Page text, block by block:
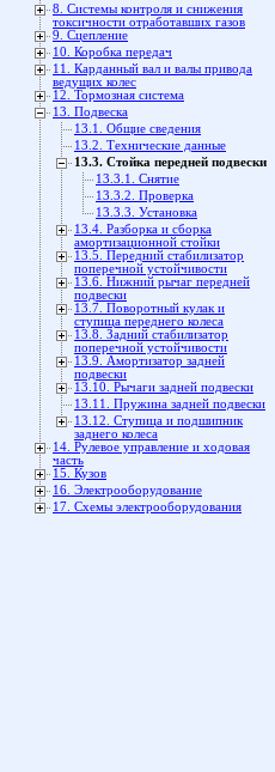
8. Системы контроля и снижения
токсичности отработавших газов
9. Сцепление
10. Коробка передач
11. Карданный вал и валы привода
ведущих колес
12. Тормозная система
13. Подвеска
13.1. Общие сведения
13.2. Технические данные
13.3. Стойка передней подвески
13.3.1. Снятие
13.3.2. Проверка
13.3.3. Установка
13.4. Разборка и сборка
амортизационной стойки
13.5. Передний стабилизатор
поперечной устойчивости
13.6. Нижний рычаг передней
подвески
13.7. Поворотный кулак и
ступица переднего колеса
13.8. Задний стабилизатор
поперечной устойчивости
13.9. Амортизатор задней
подвески
13.10. Рычаги задней подвески
13.11. Пружина задней подвески
13.12. Ступица и подшипник
заднего колеса
14. Рулевое управление и ходовая
часть
15. Кузов
16. Электрооборудование
17. Схемы электрооборудования